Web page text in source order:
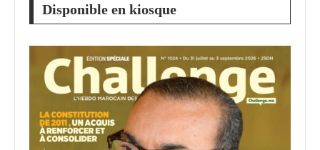
Disponible en kiosque